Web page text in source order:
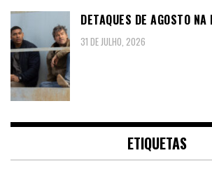
DETAQUES DE AGOSTO
31 DE JULHO, 2026
ETIQUETAS